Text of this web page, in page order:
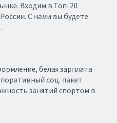
Входим в Топ-20
С нами вы будете
белая зарплата
соц. пакет
занятий спортом в